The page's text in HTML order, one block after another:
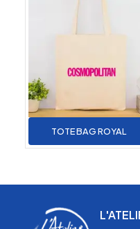
TOTE BAG ROYAL